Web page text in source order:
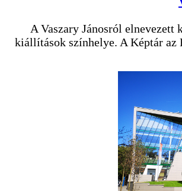
A Vaszary Jánosról
kiállítások színhelye. A Képtár